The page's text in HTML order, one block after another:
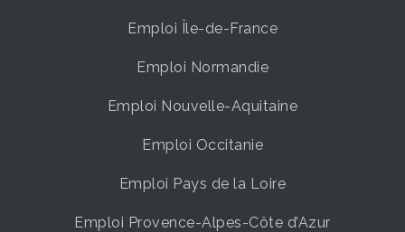
Emploi Île-de-France
Emploi Normandie
Emploi Nouvelle-Aquitaine
Emploi Occitanie
Emploi Pays de la Loire
Emploi Provence-Alpes-Côte d’Azur